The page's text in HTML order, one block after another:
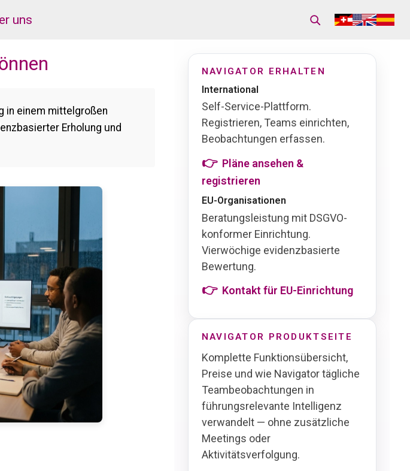
uns
in einem mittelgroßen
Erholung und
NAVIGATOR ERHALTEN
International
Self-Service-Plattform.
Registrieren, Teams einrichten,
Beobachtungen erfassen.
Pläne ansehen &
registrieren
EU-Organisationen
Beratungsleistung mit DSGVO-
konformer Einrichtung.
Vierwöchige evidenzbasierte
Bewertung.
Kontakt für EU-Einrichtung
NAVIGATOR PRODUKTSEITE
Komplette Funktionsübersicht,
Preise und wie Navigator tägliche
Teambeobachtungen in
führungsrelevante Intelligenz
verwandelt — ohne zusätzliche
Meetings oder
Aktivitätsverfolgung.